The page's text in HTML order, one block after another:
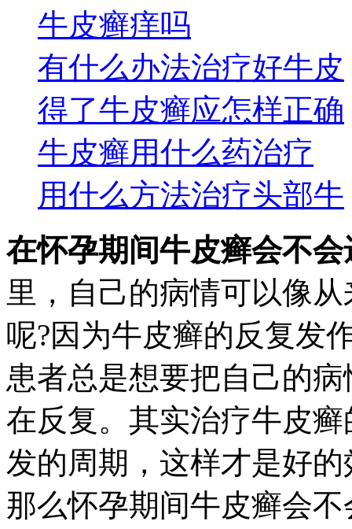
牛皮癣痒吗
有什么办法治疗好牛皮
得了牛皮癣应怎样正确
牛皮癣用什么药治疗
用什么方法治疗头部牛
在怀孕期间牛皮癣会不会
里，自己的病情可以像
呢?因为牛皮癣的反复发
患者总是想要把自己的
在反复。其实治疗牛皮
发的周期，这样才是好
那么怀孕期间牛皮癣会